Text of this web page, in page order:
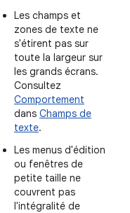
Les champs et
zones de texte ne
s'étirent pas sur
toute la largeur sur
les grands écrans.
Consultez
Comportement
dans Champs de
texte.
Les menus d'édition
ou fenêtres de
petite taille ne
couvrent pas
l'intégralité de